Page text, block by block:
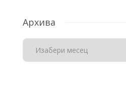
Архива